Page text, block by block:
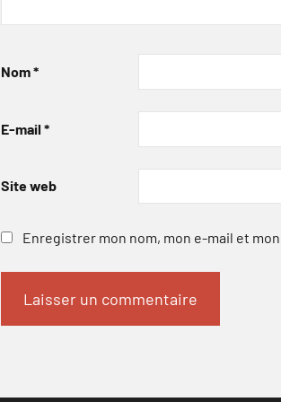
Nom*
E-mail *
Site web
Enregistrer mon nom, mon e-mail et